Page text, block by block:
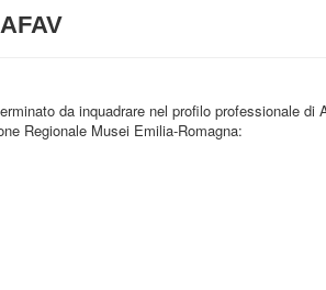
da inquadrare nel profilo professionale di
Regionale Musei Emilia-Romagna: